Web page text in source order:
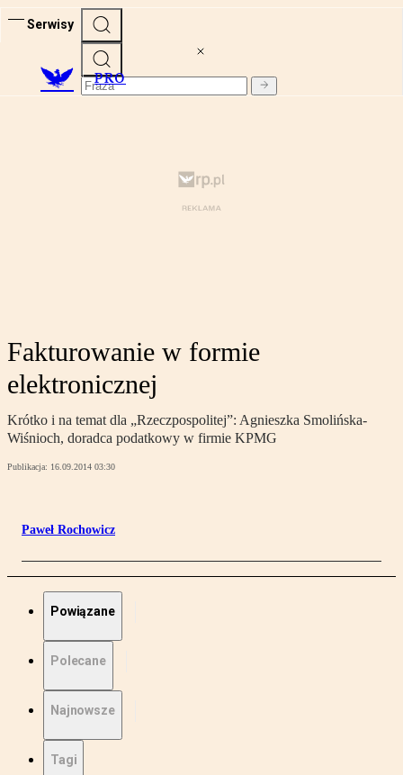
Serwisy
PRO
Fakturowanie w formie
elektronicznej
Krótko i na temat dla „Rzeczpospolitej”: Agnieszka Smolińska-
Wiśnioch, doradca podatkowy w firmie KPMG
Publikacja: 16.09.2014 03:30
Paweł Rochowicz
Powiązane
Polecane
Najnowsze
Tagi